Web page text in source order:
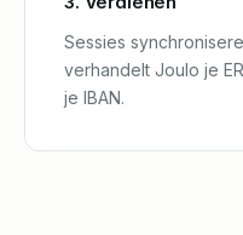
Sessies
verhandelt Joulo je
je IBAN.